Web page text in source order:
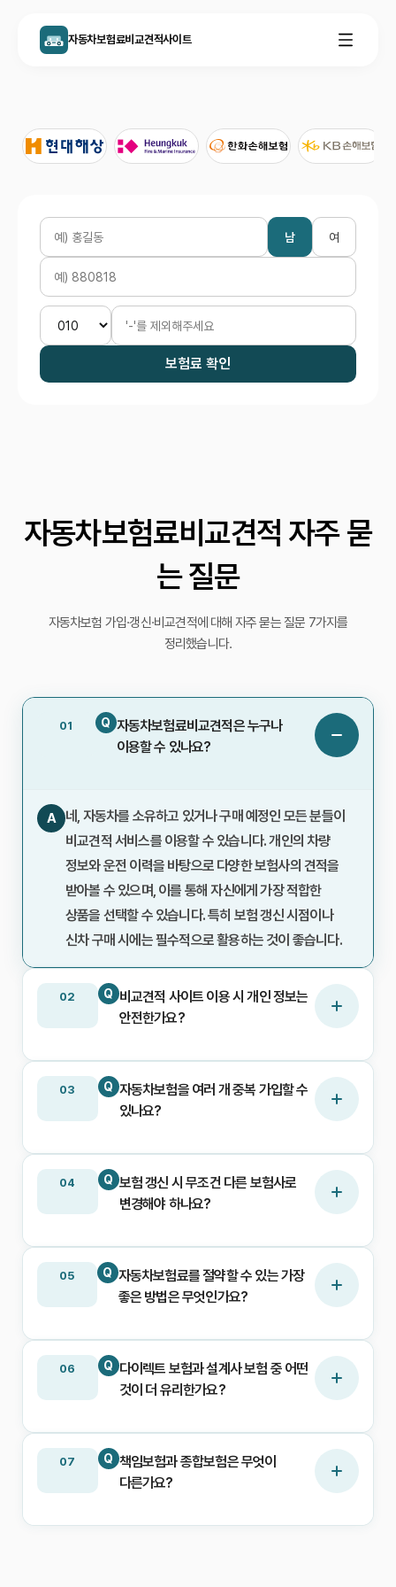
자동차보험료비교견적사이트
남 여
보험료 확인
자동차보험료비교견적 자주 묻
는 질문
자동차보험 가입·갱신·비교견적에 대해 자주 묻는 질문 7가지를
정리했습니다.
01 Q 자동차보험료비교견적은 누구나
이용할 수 있나요?
A
네, 자동차를 소유하고 있거나 구매 예정인 모든 분들이
비교견적 서비스를 이용할 수 있습니다. 개인의 차량
정보와 운전 이력을 바탕으로 다양한 보험사의 견적을
받아볼 수 있으며, 이를 통해 자신에게 가장 적합한
상품을 선택할 수 있습니다. 특히 보험 갱신 시점이나
신차 구매 시에는 필수적으로 활용하는 것이 좋습니다.
02 Q 비교견적 사이트 이용 시 개인 정보는
안전한가요?
03 Q 자동차보험을 여러 개 중복 가입할 수
있나요?
04 Q 보험 갱신 시 무조건 다른 보험사로
변경해야 하나요?
05 Q 자동차보험료를 절약할 수 있는 가장
좋은 방법은 무엇인가요?
06 Q 다이렉트 보험과 설계사 보험 중 어떤
것이 더 유리한가요?
07 Q 책임보험과 종합보험은 무엇이
다른가요?